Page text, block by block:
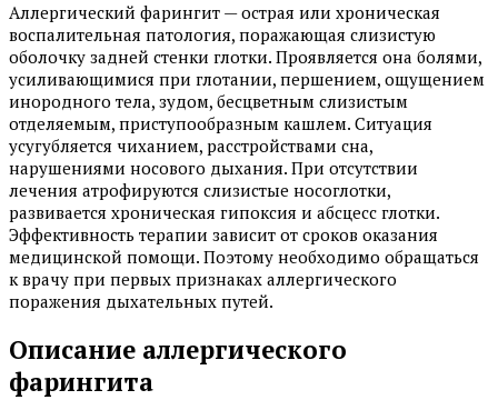
Аллергический фарингит — острая или хроническая
воспалительная патология, поражающая слизистую
оболочку задней стенки глотки. Проявляется она болями,
усиливающимися при глотании, першением, ощущением
инородного тела, зудом, бесцветным слизистым
отделяемым, приступообразным кашлем. Ситуация
усугубляется чиханием, расстройствами сна,
нарушениями носового дыхания. При отсутствии
лечения атрофируются слизистые носоглотки,
развивается хроническая гипоксия и абсцесс глотки.
Эффективность терапии зависит от сроков оказания
медицинской помощи. Поэтому необходимо обращаться
к врачу при первых признаках аллергического
поражения дыхательных путей.
Описание аллергического
фарингита